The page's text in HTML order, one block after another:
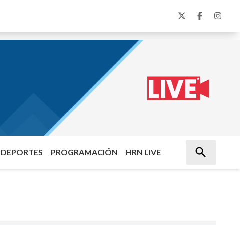
DEPORTES PROGRAMACIÓN HRN LIVE